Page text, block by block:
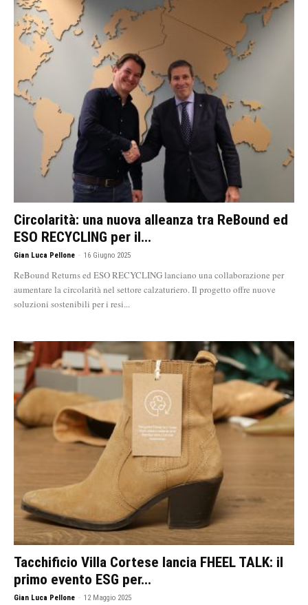
Circolarità: una nuova alleanza tra ReBound ed
ESO RECYCLING per il...
Gian Luca Pellone - 16 Giugno 2025
ReBound Returns ed ESO RECYCLING lanciano una collaborazione per
aumentare la circolarità nel settore calzaturiero. Il progetto offre nuove
soluzioni sostenibili per i resi...
Tacchificio Villa Cortese lancia FHEEL TALK: il
primo evento ESG per...
Gian Luca Pellone - 12 Maggio 2025